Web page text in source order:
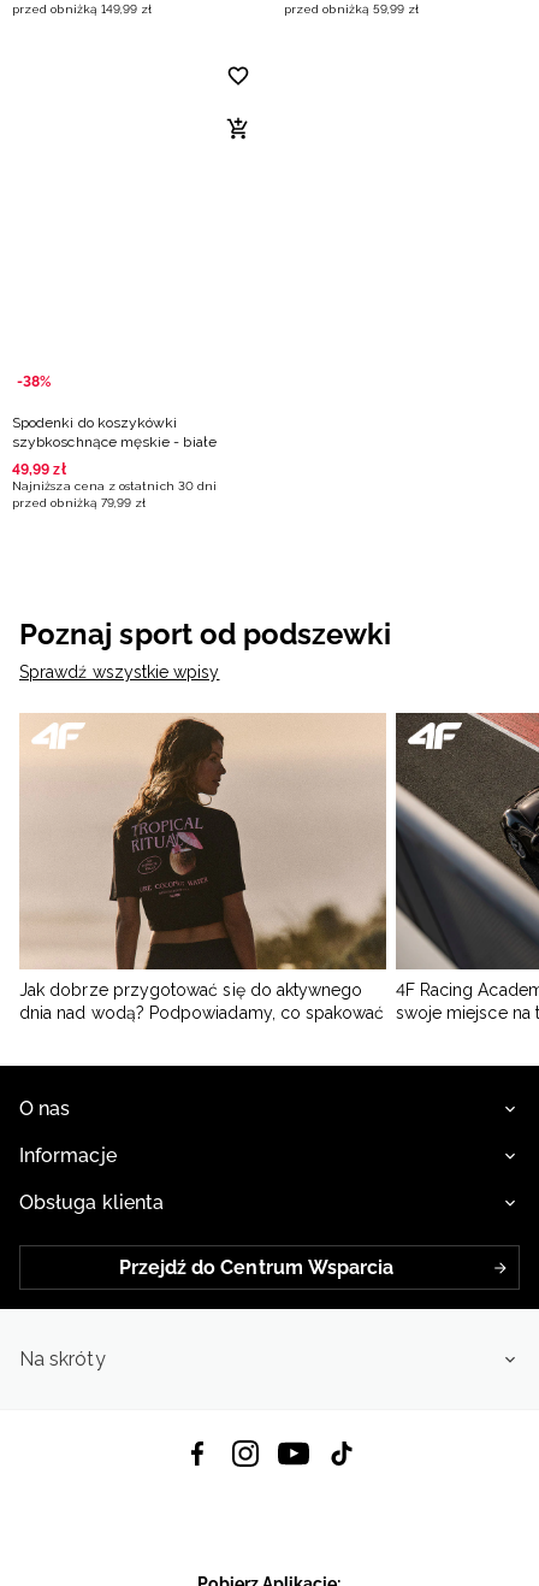
przed obniżką 149,99 zł
przed obniżką 59,99 zł
-38%
Spodenki do koszykówki
szybkoschnące męskie - białe
49,99 zł
Najniższa cena z ostatnich 30 dni
przed obniżką 79,99 zł
Poznaj sport od podszewki
Sprawdź wszystkie wpisy
Jak dobrze przygotować się do aktywnego
dnia nad wodą? Podpowiadamy, co spakować
4F Racing
swoje miejsce na
O nas
Informacje
Obsługa klienta
Przejdź do Centrum Wsparcia
Na skróty